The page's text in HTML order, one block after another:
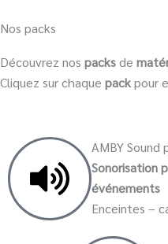
Nos packs
Découvrez nos packsde
Cliquez sur chaque packpour
AMBY Sound
Sonorisation
événements
Enceintes –